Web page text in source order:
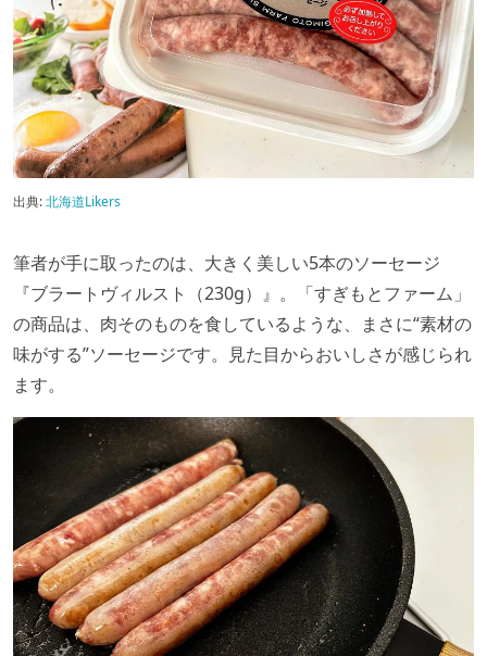
出典:北海道Likers
筆者が手に取ったのは、大きく美しい5本のソーセージ
『ブラートヴィルスト（230g）』。「すぎもとファーム」
の商品は、肉そのものを食しているような、まさに“素材の
味がする”ソーセージです。見た目からおいしさが感じられ
ます。